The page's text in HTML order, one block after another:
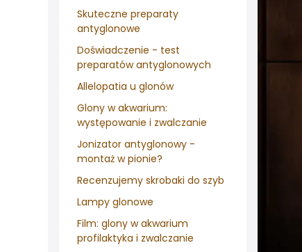
Skuteczne preparaty
antyglonowe
Doświadczenie - test
preparatów antyglonowych
Allelopatia u glonów
Glony w akwarium:
występowanie i zwalczanie
Jonizator antyglonowy -
montaż w pionie?
Recenzujemy skrobaki do szyb
Lampy glonowe
Film: glony w akwarium
profilaktyka i zwalczanie